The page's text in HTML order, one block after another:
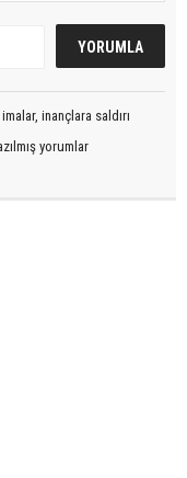
inançlara saldırı
yorumlar